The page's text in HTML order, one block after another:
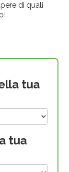
di quali
tua
tua